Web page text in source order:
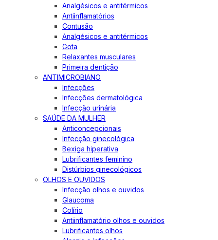
Analgésicos e antitérmicos
Antiinflamatórios
Contusão
Analgésicos e antitérmicos
Gota
Relaxantes musculares
Primeira dentição
ANTIMICROBIANO
Infecções
Infecções dermatológica
Infecção urinária
SAÚDE DA MULHER
Anticoncepcionais
Infecção ginecológica
Bexiga hiperativa
Lubrificantes feminino
Distúrbios ginecológicos
OLHOS E OUVIDOS
Infecção olhos e ouvidos
Glaucoma
Colírio
Antiinflamatório olhos e ouvidos
Lubrificantes olhos